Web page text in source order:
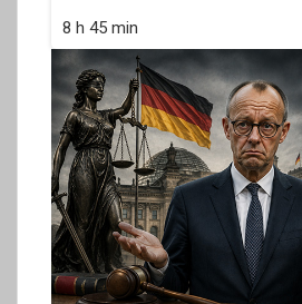
8 h 45 min